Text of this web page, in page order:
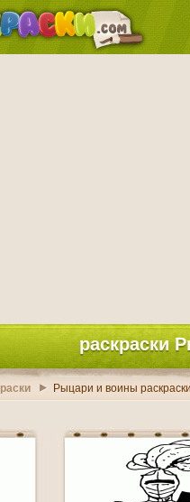
раскраски
Рыцари и воины раскраски